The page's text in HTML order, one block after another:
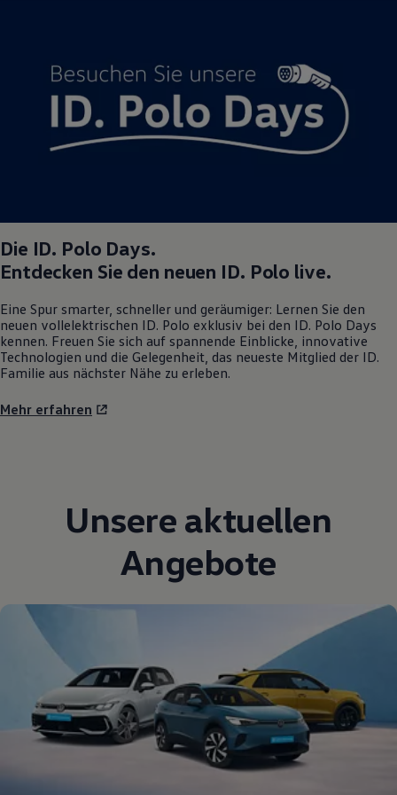
Familie
Elektromobilität
Volkswagen R
Pannen- und Unfallhilfe
Volkswagen Kundenbetreuung
Die ID. Polo Days.
Entdecken Sie den neuen ID. Polo live.
Eine Spur smarter, schneller und geräumiger: Lernen Sie den
neuen vollelektrischen ID. Polo exklusiv bei den ID. Polo Days
kennen. Freuen Sie sich auf spannende Einblicke, innovative
Technologien und die Gelegenheit, das neueste Mitglied der ID.
Familie aus nächster Nähe zu erleben.
Mehr erfahren
Unsere aktuellen
Angebote